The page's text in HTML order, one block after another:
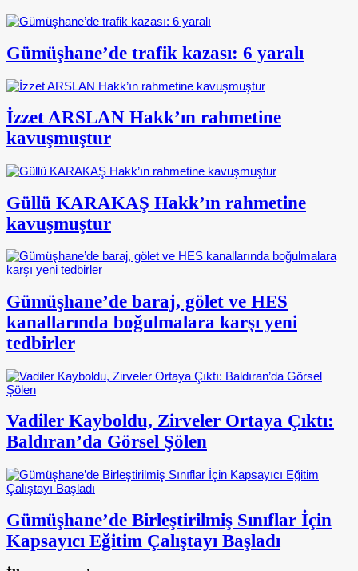
Gümüşhane’de trafik kazası: 6 yaralı
İzzet ARSLAN Hakk’ın rahmetine
kavuşmuştur
Güllü KARAKAŞ Hakk’ın rahmetine
kavuşmuştur
Gümüşhane’de baraj, gölet ve HES
kanallarında boğulmalara karşı yeni
tedbirler
Vadiler Kayboldu, Zirveler Ortaya Çıktı:
Baldıran’da Görsel Şölen
Gümüşhane’de Birleştirilmiş Sınıflar İçin
Kapsayıcı Eğitim Çalıştayı Başladı